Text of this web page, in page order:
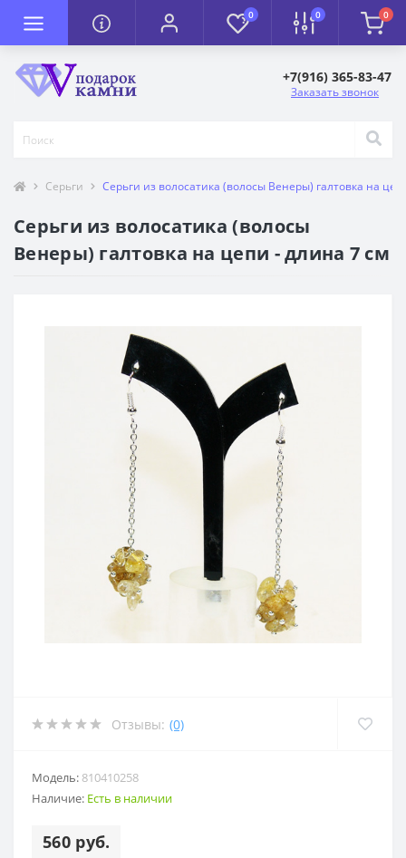
0 0 0
+7(916) 365-83-47
Заказать звонок
Серьги Серьги из волосатика (волосы Венеры) галтовка на
Серьги из волосатика (волосы
Венеры) галтовка на цепи - длина 7 см
Отзывы: (0)
Модель: 810410258
Наличие: Есть в наличии
560 руб.